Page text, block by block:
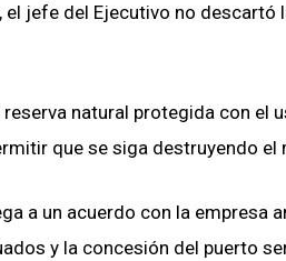
el jefe del Ejecutivo no
natural protegida con el
que se siga destruyendo el
a un acuerdo con la empresa
y la concesión del puerto